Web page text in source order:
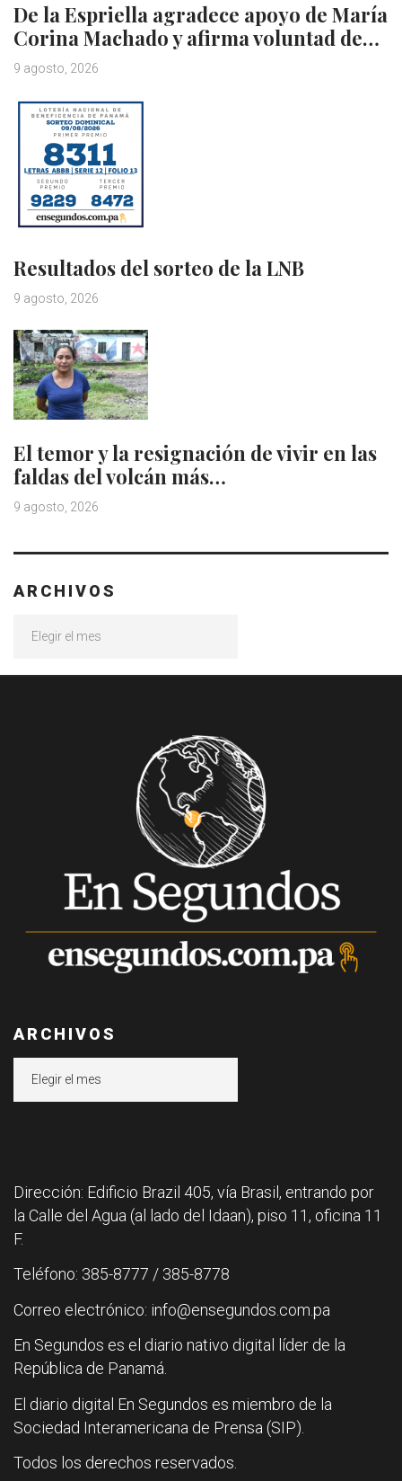
De la Espriella agradece apoyo de María
Corina Machado y afirma voluntad de…
9 agosto, 2026
Resultados del sorteo de la LNB
9 agosto, 2026
El temor y la resignación de vivir en las
faldas del volcán más…
9 agosto, 2026
ARCHIVOS
ARCHIVOS
Dirección: Edificio Brazil 405, vía Brasil, entrando por
la Calle del Agua (al lado del Idaan), piso 11, oficina 11
F.
Teléfono: 385-8777 / 385-8778
Correo electrónico: info@ensegundos.com.pa
En Segundos es el diario nativo digital líder de la
República de Panamá.
El diario digital En Segundos es miembro de la
Sociedad Interamericana de Prensa (SIP).
Todos los derechos reservados.